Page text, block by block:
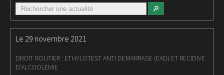
Le 29 novembre 2021
DROIT ROUTIER : ETHYLOTEST ANTI DEMARRAGE (EAD) ET RECIDIVE
D'ALCOOLEMIE